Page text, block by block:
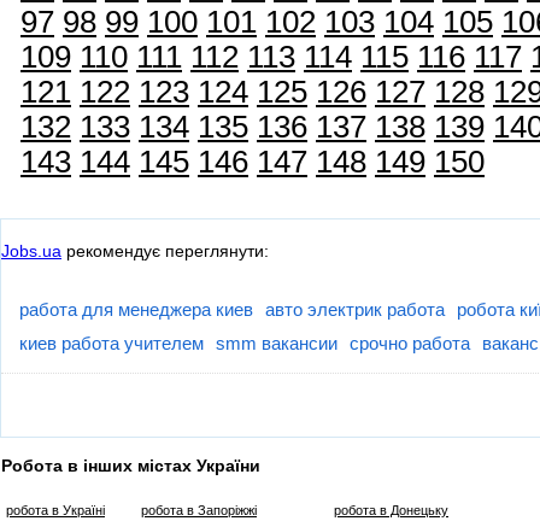
97 98 99 100 101 102 103 104 105
109 110 111 112 113 114 115 116 117
121 122 123 124 125 126 127 128
132 133 134 135 136 137 138 139
143 144 145 146 147 148 149 150
Jobs.ua рекомендує переглянути:
работа для менеджера киев авто электрик работа
робота
киев работа учителем smm вакансии срочно работа
Робота в інших містах України
робота в Україні
робота в Запоріжжі
робота в Донецьку